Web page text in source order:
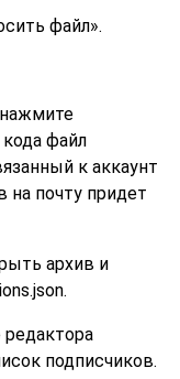
файл».
нажмите
файл
к аккаунт
на почту придет
архив и
подписчиков.